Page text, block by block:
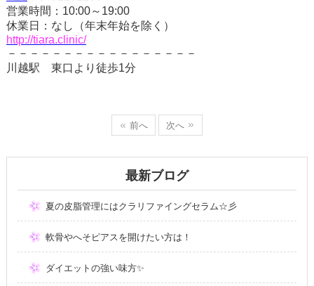
営業時間： 10:00～ 19:00
休業日：なし（年末年始を除く）
http://tiara.clinic/
－－－－－－－－－－－－－－－－－
川越駅 東口より徒歩1分
前へ 次へ
最新ブログ
夏の皮脂管理にはクラリファイングセラム☆彡
軟骨やへそピアスを開けたい方は！
ダイエットの強い味方✨